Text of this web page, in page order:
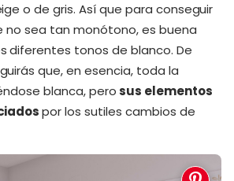
o de gris. Así que para conseguir
no sea tan monótono, es buena
diferentes tonos de blanco. De
que, en esencia, toda la
blanca, perosus elementos
por los sutiles cambios de